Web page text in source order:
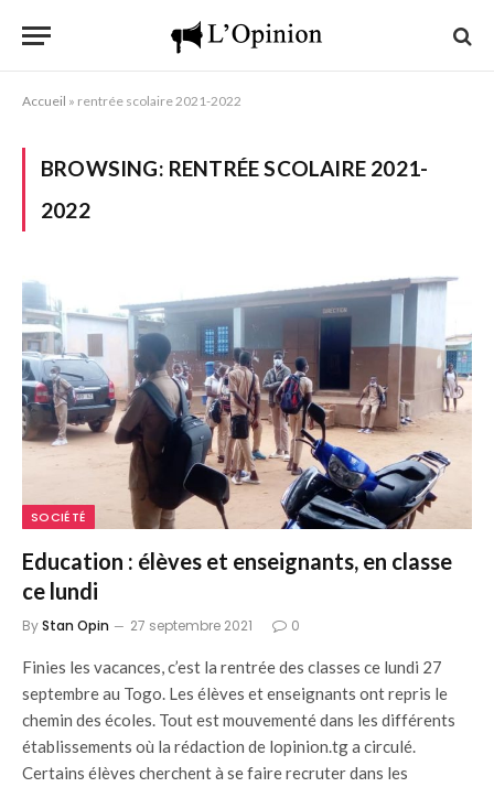
Accueil » rentrée scolaire 2021-2022
BROWSING: RENTRÉE SCOLAIRE 2021-
2022
SOCIÉTÉ
Education : élèves et enseignants, en classe
ce lundi
ByStan Opin 27 septembre 2021 0
Finies les vacances, c’est la rentrée des classes ce lundi 27
septembre au Togo. Les élèves et enseignants ont repris le
chemin des écoles. Tout est mouvementé dans les différents
établissements où la rédaction de lopinion.tg a circulé.
Certains élèves cherchent à se faire recruter dans les